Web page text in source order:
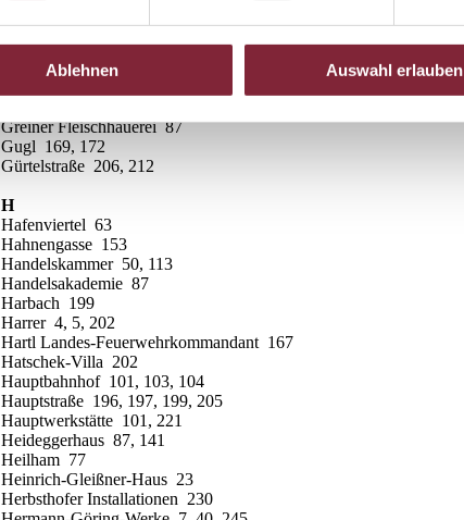
Ablehnen Auswahl erlauben
Goethekreuzung 117, 123
Goethestraße 90, 133, 230
Gösser Bierstüberl 196
Greiner Fleischhauerei 87
Gugl 169, 172
Gürtelstraße 206, 212
H
Hafenviertel 63
Hahnengasse 153
Handelskammer 50, 113
Handelsakademie 87
Harbach 199
Harrer 4, 5, 202
Hartl Landes-Feuerwehrkommandant 167
Hatschek-Villa 202
Hauptbahnhof 101, 103, 104
Hauptstraße 196, 197, 199, 205
Hauptwerkstätte 101, 221
Heideggerhaus 87, 141
Heilham 77
Heinrich-Gleißner-Haus 23
Herbsthofer Installationen 230